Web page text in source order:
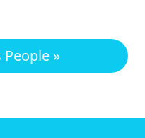
People »